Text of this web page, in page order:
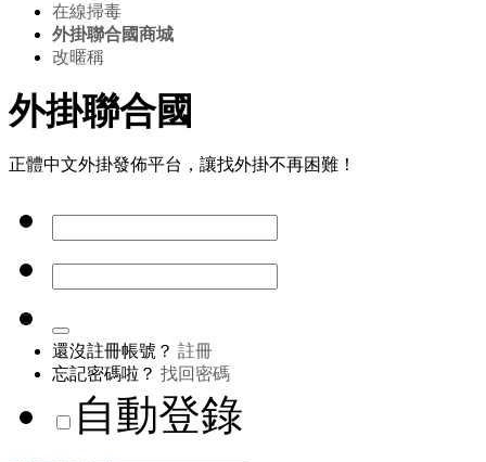
在線掃毒
外掛聯合國商城
改暱稱
外掛聯合國
正體中文外掛發佈平台，讓找外掛不再困難！
還沒註冊帳號？ 註冊
忘記密碼啦？ 找回密碼
自動登錄